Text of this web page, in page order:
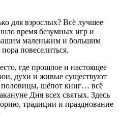
для взрослых? Всё лучшее
время безумных игр и
маленьким и большим
повеселиться.
где прошлое и настоящее
духи и живые существуют
шёпот книг… всё
Дня всех святых. Здесь
традиции и празднование